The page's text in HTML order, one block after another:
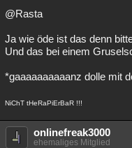
@Rasta
Ja wie öde ist das denn
Und das bei einem
*gaaaaaaaaaanz dolle mit
NiChT tHeRaPiErBaR !!!
onlinefreak3000
ehemaliges Mitglied